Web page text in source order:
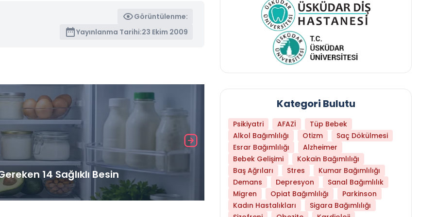
Görüntülenme:
Yayınlanma Tarihi:23 Ekim 2009
14 Sağlıklı Besin Hangi Yaşta Hangi Testi Yaptırmanız
Kategori Bulutu
Psikiyatri AFAZİ
Tüp Bebek
Alkol Bağımlılığı
Otizm
Saç Dökülmesi
Esrar Bağımlılığı
Alzheimer
Bebek Gelişimi
Kokain Bağımlılığı
Baş Ağrıları
Stres
Kumar Bağımlılığı
Demans
Depresyon
Sanal Bağımlılık
Migren
Opiat Bağımlılığı
Parkinson
Kadın Hastalıkları
Sigara Bağımlılığı